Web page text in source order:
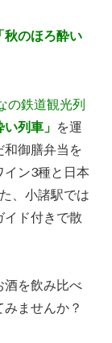
「秋のほろ酔い
の鉄道観光列
い列車」 を運
和御膳弁当を
イン3種と日本
、小諸駅では
イド付きで散
酒を飲み比べ
ませんか？